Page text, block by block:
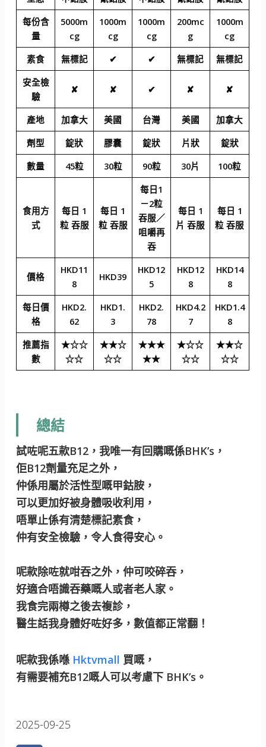
每份含
量
5000m
cg
1000m
cg
1000m
cg
200mc
g
1000m
cg
素食
無標記 ✔ ✔ 無標記
無標記
安全檢
驗
✘ ✘ ✔ ✘ ✘
產地 加拿大 美國 台灣 美國
加拿大
劑型
錠狀 膠囊 錠狀 片狀
錠狀
數量
45粒 30粒 90粒 30片 100粒
食用方
式
每日 1
粒 吞服
每日 1
粒 吞服
每日1
－2粒
吞服／
咀嚼再
吞
每日 1
片 吞服
每日 1
粒 吞服
價格
HKD11
8
HKD39
HKD12
5
HKD12
8
HKD14
8
每日價
格
HKD2.
62
HKD1.
3
HKD2.
78
HKD4.2
7
HKD1.4
8
推薦指
數
★☆☆
☆☆
★★☆
☆☆
★★★
★★
★☆☆
☆☆
★★☆
☆☆
總結
試咗呢五款B12，我唯一有回購嘅係BHK’s，
佢B12劑量充足之外，
仲係用屬於活性型嘅甲鈷胺，
可以更加好被身體吸收利用，
唔單止係有清楚標記素食，
仲有安全檢驗，令人食得安心。
呢款除咗就咁吞之外，仲可咬碎吞，
好適合唔識吞藥嘅人或者老人家。
我食完兩樽之後去複診，
醫生話我身體好咗好多，數值都正常翻！
呢款我係喺 Hktvmall 買嘅，
有需要補充B12嘅人可以考慮下 BHK’s。
2025-09-25